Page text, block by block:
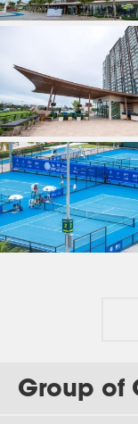
Group of